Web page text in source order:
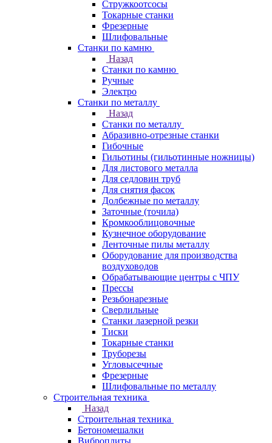
Стружкоотсосы
Токарные станки
Фрезерные
Шлифовальные
Станки по камню
Назад
Станки по камню
Ручные
Электро
Станки по металлу
Назад
Станки по металлу
Абразивно-отрезные станки
Гибочные
Гильотины (гильотинные ножницы)
Для листового металла
Для седловин труб
Для снятия фасок
Долбежные по металлу
Заточные (точила)
Кромкооблицовочные
Кузнечное оборудование
Ленточные пилы металлу
Оборудование для производства
воздуховодов
Обрабатывающие центры с ЧПУ
Прессы
Резьбонарезные
Сверлильные
Станки лазерной резки
Тиски
Токарные станки
Труборезы
Угловысечные
Фрезерные
Шлифовальные по металлу
Строительная техника
Назад
Строительная техника
Бетономешалки
Виброплиты